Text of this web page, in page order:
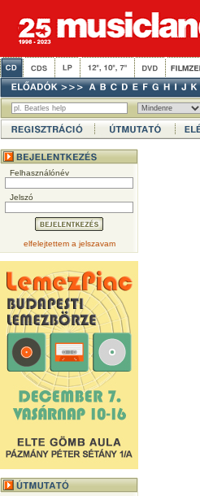
Felhasználónév
Jelszó
elfelejtettem a jelszavam